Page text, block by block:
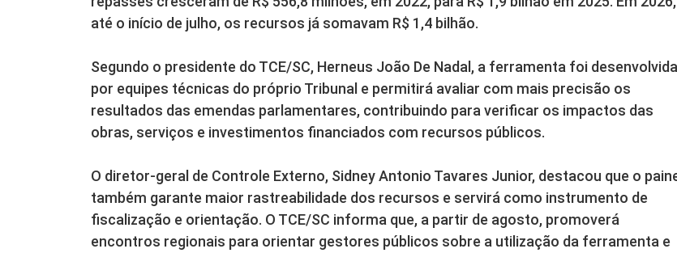
até o início de julho, os recursos já somavam R$ 1,4 bilhão.
Segundo o presidente do TCE/SC, Herneus João De Nadal, a ferramenta foi desenvolvida
por equipes técnicas do próprio Tribunal e permitirá avaliar com mais precisão os
resultados das emendas parlamentares, contribuindo para verificar os impactos das
obras, serviços e investimentos financiados com recursos públicos.
O diretor-geral de Controle Externo, Sidney Antonio Tavares Junior, destacou que o
também garante maior rastreabilidade dos recursos e servirá como instrumento de
fiscalização e orientação. O TCE/SC informa que, a partir de agosto, promoverá
encontros regionais para orientar gestores públicos sobre a utilização da ferramenta e